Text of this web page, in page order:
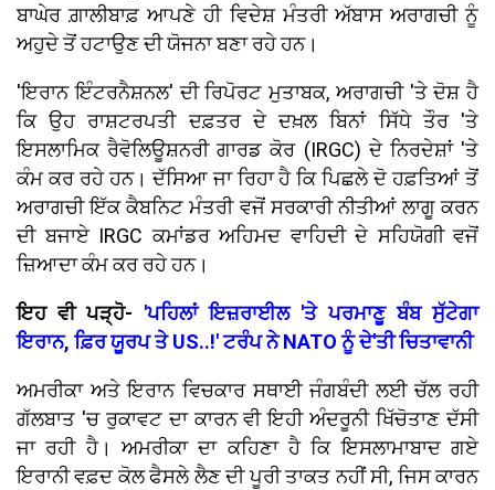
ਬਾਘੇਰ ਗ਼ਾਲੀਬਾਫ਼ ਆਪਣੇ ਹੀ ਵਿਦੇਸ਼ ਮੰਤਰੀ ਅੱਬਾਸ ਅਰਾਗਚੀ ਨੂੰ
ਅਹੁਦੇ ਤੋਂ ਹਟਾਉਣ ਦੀ ਯੋਜਨਾ ਬਣਾ ਰਹੇ ਹਨ।
'ਇਰਾਨ ਇੰਟਰਨੈਸ਼ਨਲ' ਦੀ ਰਿਪੋਰਟ ਮੁਤਾਬਕ, ਅਰਾਗਚੀ 'ਤੇ ਦੋਸ਼ ਹੈ
ਕਿ ਉਹ ਰਾਸ਼ਟਰਪਤੀ ਦਫ਼ਤਰ ਦੇ ਦਖ਼ਲ ਬਿਨਾਂ ਸਿੱਧੇ ਤੌਰ 'ਤੇ
ਇਸਲਾਮਿਕ ਰੈਵੋਲਿਊਸ਼ਨਰੀ ਗਾਰਡ ਕੋਰ (IRGC) ਦੇ ਨਿਰਦੇਸ਼ਾਂ 'ਤੇ
ਕੰਮ ਕਰ ਰਹੇ ਹਨ। ਦੱਸਿਆ ਜਾ ਰਿਹਾ ਹੈ ਕਿ ਪਿਛਲੇ ਦੋ ਹਫ਼ਤਿਆਂ ਤੋਂ
ਅਰਾਗਚੀ ਇੱਕ ਕੈਬਨਿਟ ਮੰਤਰੀ ਵਜੋਂ ਸਰਕਾਰੀ ਨੀਤੀਆਂ ਲਾਗੂ ਕਰਨ
ਦੀ ਬਜਾਏ IRGC ਕਮਾਂਡਰ ਅਹਿਮਦ ਵਾਹਿਦੀ ਦੇ ਸਹਿਯੋਗੀ ਵਜੋਂ
ਜ਼ਿਆਦਾ ਕੰਮ ਕਰ ਰਹੇ ਹਨ।
ਇਹ ਵੀ ਪੜ੍ਹੋ- 'ਪਹਿਲਾਂ ਇਜ਼ਰਾਈਲ 'ਤੇ ਪਰਮਾਣੂ ਬੰਬ ਸੁੱਟੇਗਾ
ਇਰਾਨ, ਫ਼ਿਰ ਯੂਰਪ ਤੇ US..!' ਟਰੰਪ ਨੇ NATO ਨੂੰ ਦੇ'ਤੀ ਚਿਤਾਵਾਨੀ
ਅਮਰੀਕਾ ਅਤੇ ਇਰਾਨ ਵਿਚਕਾਰ ਸਥਾਈ ਜੰਗਬੰਦੀ ਲਈ ਚੱਲ ਰਹੀ
ਗੱਲਬਾਤ 'ਚ ਰੁਕਾਵਟ ਦਾ ਕਾਰਨ ਵੀ ਇਹੀ ਅੰਦਰੂਨੀ ਖਿੱਚੋਤਾਣ ਦੱਸੀ
ਜਾ ਰਹੀ ਹੈ। ਅਮਰੀਕਾ ਦਾ ਕਹਿਣਾ ਹੈ ਕਿ ਇਸਲਾਮਾਬਾਦ ਗਏ
ਇਰਾਨੀ ਵਫ਼ਦ ਕੋਲ ਫੈਸਲੇ ਲੈਣ ਦੀ ਪੂਰੀ ਤਾਕਤ ਨਹੀਂ ਸੀ, ਜਿਸ ਕਾਰਨ